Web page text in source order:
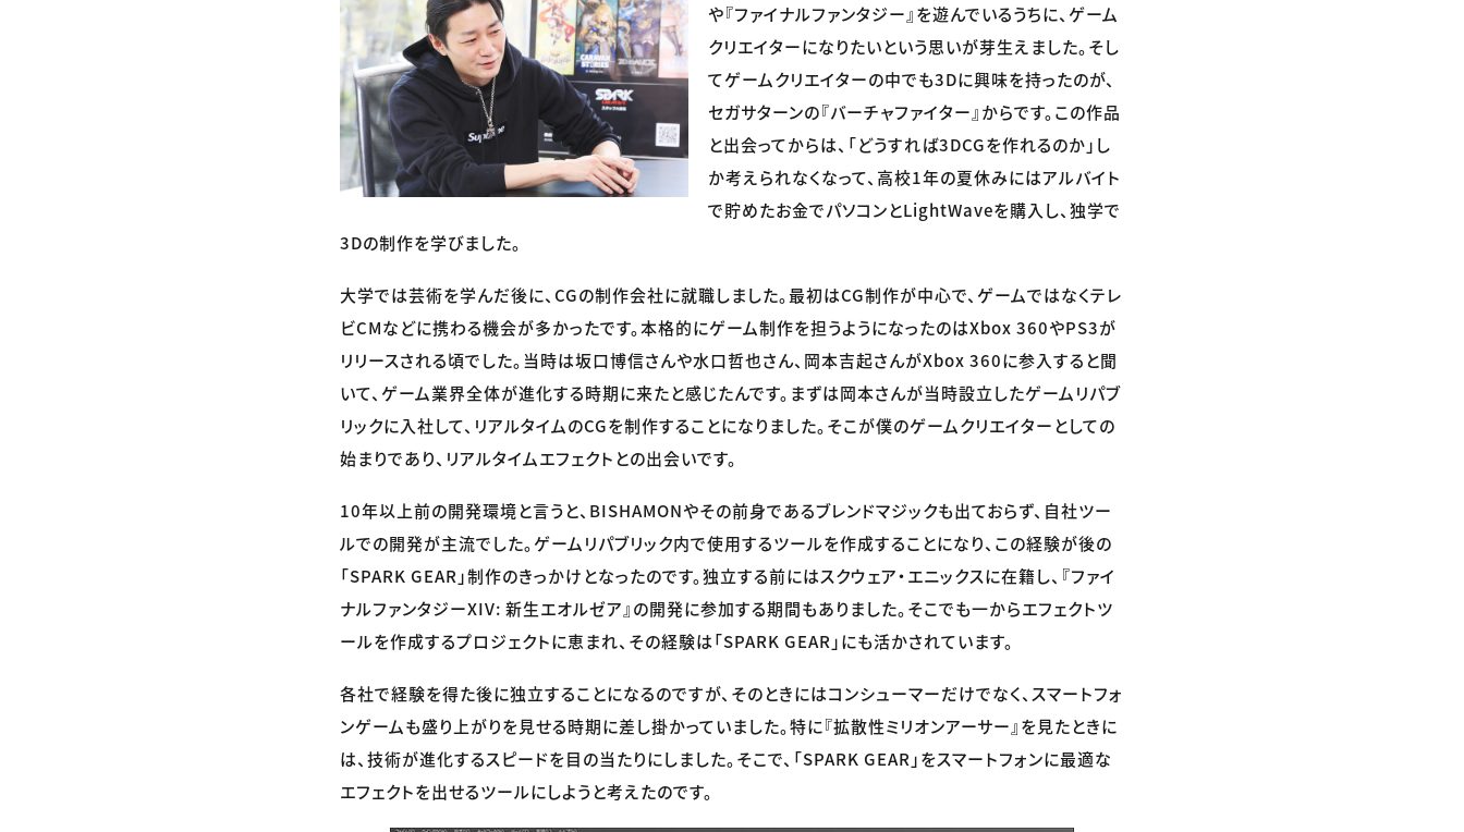
や『ファイナルファンタジー』を遊んでいるうちに、ゲーム
クリエイターになりたいという思いが芽生えました。そし
てゲームクリエイターの中でも3Dに興味を持ったのが、
セガサターンの『バーチャファイター』からです。この作品
と出会ってからは、「どうすれば3DCGを作れるのか」し
か考えられなくなって、高校1年の夏休みにはアルバイト
で貯めたお金でパソコンとLightWaveを購入し、独学で
3Dの制作を学びました。
大学では芸術を学んだ後に、CGの制作会社に就職しました。最初はCG制作が中心で、ゲームではなくテレ
ビCMなどに携わる機会が多かったです。本格的にゲーム制作を担うようになったのはXbox 360やPS3が
リリースされる頃でした。当時は坂口博信さんや水口哲也さん、岡本吉起さんがXbox 360に参入すると聞
いて、ゲーム業界全体が進化する時期に来たと感じたんです。まずは岡本さんが当時設立したゲームリパブ
リックに入社して、リアルタイムのCGを制作することになりました。そこが僕のゲームクリエイターとしての
始まりであり、リアルタイムエフェクトとの出会いです。
10年以上前の開発環境と言うと、BISHAMONやその前身であるブレンドマジックも出ておらず、自社ツー
ルでの開発が主流でした。ゲームリパブリック内で使用するツールを作成することになり、この経験が後の
「SPARK GEAR」制作のきっかけとなったのです。独立する前にはスクウェア・エニックスに在籍し、『ファイ
ナルファンタジーXIV: 新生エオルゼア』の開発に参加する期間もありました。そこでも一からエフェクトツ
ールを作成するプロジェクトに恵まれ、その経験は「SPARK GEAR」にも活かされています。
各社で経験を得た後に独立することになるのですが、そのときにはコンシューマーだけでなく、スマートフォ
ンゲームも盛り上がりを見せる時期に差し掛かっていました。特に『拡散性ミリオンアーサー』を見たときに
は、技術が進化するスピードを目の当たりにしました。そこで、「SPARK GEAR」をスマートフォンに最適な
エフェクトを出せるツールにしようと考えたのです。